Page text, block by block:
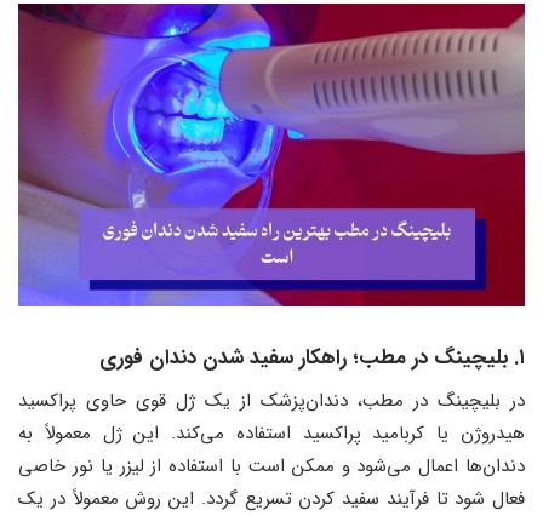
۱. بلیچینگ در مطب؛ راهکار سفید شدن دندان فوری
در بلیچینگ در مطب، دندان‌پزشک از یک ژل قوی حاوی پراکسید
هیدروژن یا کربامید پراکسید استفاده می‌کند. این ژل معمولاً به
دندان‌ها اعمال می‌شود و ممکن است با استفاده از لیزر یا نور خاصی
فعال شود تا فرآیند سفید کردن تسریع گردد. این روش معمولاً در یک